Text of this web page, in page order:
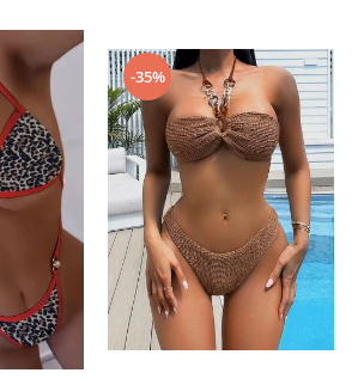
-35%